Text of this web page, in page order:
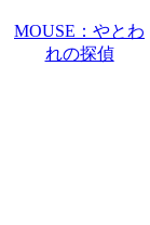
MOUSE：やとわ
れの探偵